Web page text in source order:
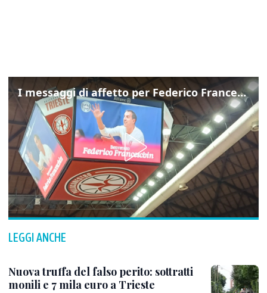
I messaggi di affetto per Federico Franceschin: così il mondo del basket gli è stato accanto fino all’ultimo
LEGGI ANCHE
Nuova truffa del falso perito: sottratti
monili e 7 mila euro a Trieste